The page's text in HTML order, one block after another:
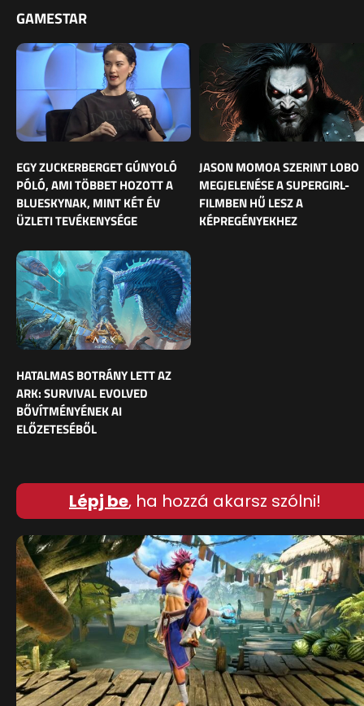
GAMESTAR
EGY ZUCKERBERGET GÚNYOLÓ
PÓLÓ, AMI TÖBBET HOZOTT A
BLUESKYNAK, MINT KÉT ÉV
ÜZLETI TEVÉKENYSÉGE
JASON MOMOA SZERINT LOBO
MEGJELENÉSE A SUPERGIRL-
FILMBEN HŰ LESZ A
KÉPREGÉNYEKHEZ
HATALMAS BOTRÁNY LETT AZ
ARK: SURVIVAL EVOLVED
BŐVÍTMÉNYÉNEK AI
ELŐZETESÉBŐL
Lépj be, ha hozzá akarsz szólni!